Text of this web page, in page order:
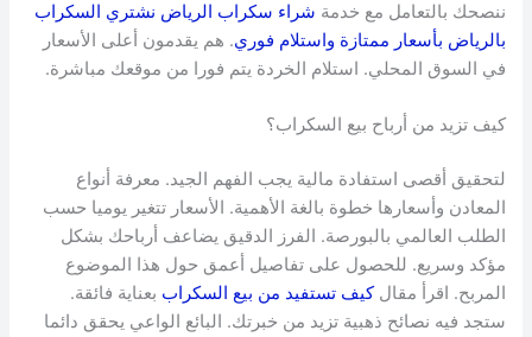
ننصحك بالتعامل مع خدمة شراء سكراب الرياض نشتري السكراب
بالرياض بأسعار ممتازة واستلام فوري. هم يقدمون أعلى الأسعار
في السوق المحلي. استلام الخردة يتم فورا من موقعك مباشرة.
كيف تزيد من أرباح بيع السكراب؟
لتحقيق أقصى استفادة مالية يجب الفهم الجيد. معرفة أنواع
المعادن وأسعارها خطوة بالغة الأهمية. الأسعار تتغير يوميا حسب
الطلب العالمي بالبورصة. الفرز الدقيق يضاعف أرباحك بشكل
مؤكد وسريع. للحصول على تفاصيل أعمق حول هذا الموضوع
المربح. اقرأ مقالكيف تستفيد من بيع السكراب بعناية فائقة.
ستجد فيه نصائح ذهبية تزيد من خبرتك. البائع الواعي يحقق دائما